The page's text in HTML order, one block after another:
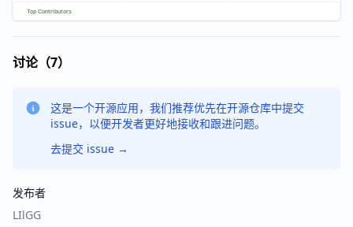
发布者
LIlGG
讨论（7）
这是一个开源应用，我们推荐优先在开源仓库中提交
issue，以便开发者更好地接收和跟进问题。
去提交 issue →